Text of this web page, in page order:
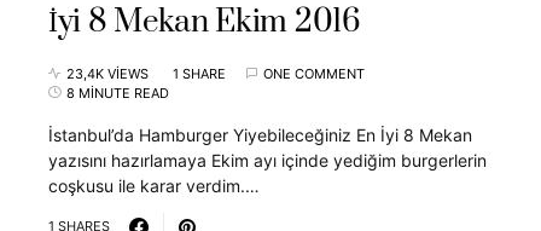
İyi 8 Mekan Ekim 2016
23,4K VIEWS 1 SHARE
ONE COMMENT
8 MINUTE READ
İstanbul’da Hamburger Yiyebileceğiniz En İyi 8 Mekan
yazısını hazırlamaya Ekim ayı içinde yediğim burgerlerin
coşkusu ile karar verdim.…
1 SHARES